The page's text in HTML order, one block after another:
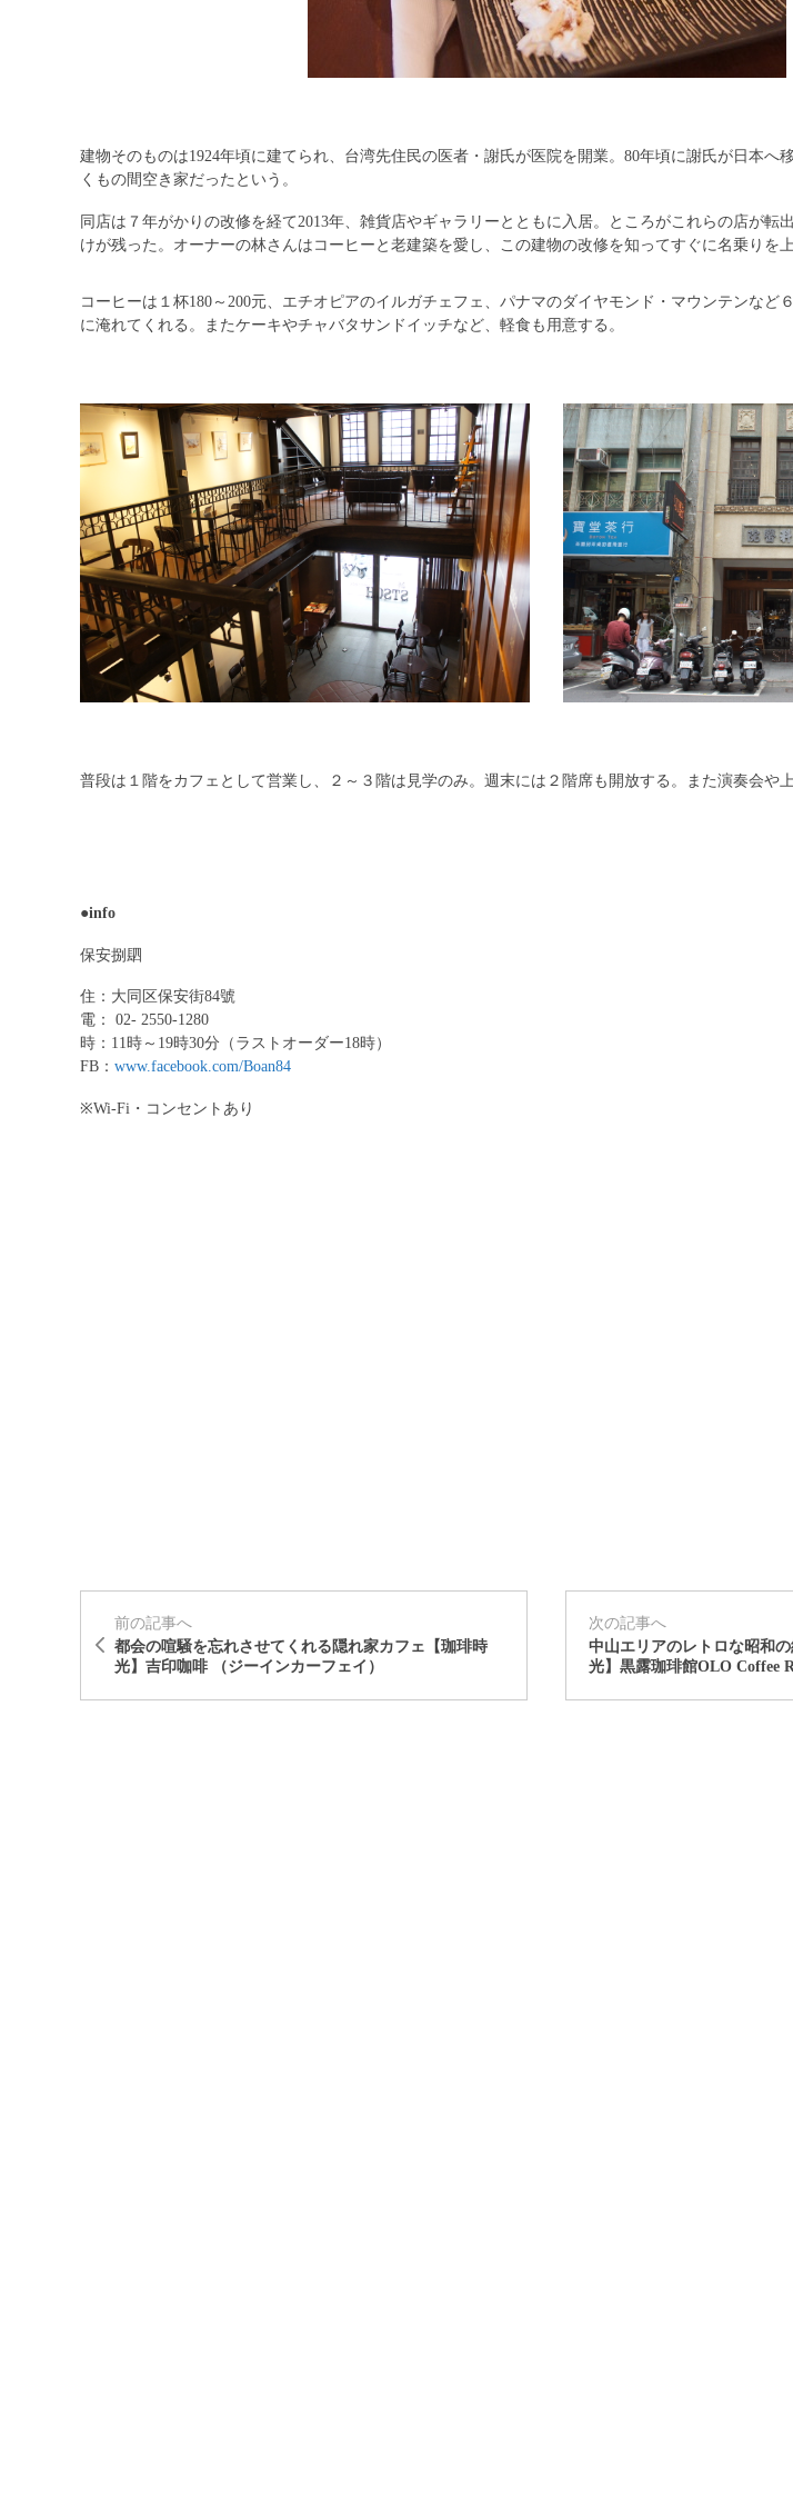
建物そのものは1924年頃に建てられ、台湾先住民の医者・謝氏が医院を開業。80年頃に謝氏が日本へ
くもの間空き家だったという。
同店は７年がかりの改修を経て2013年、雑貨店やギャラリーとともに入居。ところがこれらの店が転
けが残った。オーナーの林さんはコーヒーと老建築を愛し、この建物の改修を知ってすぐに名乗りを上
コーヒーは１杯180～200元、エチオピアのイルガチェフェ、パナマのダイヤモンド・マウンテンなど
に淹れてくれる。またケーキやチャバタサンドイッチなど、軽食も用意する。
普段は１階をカフェとして営業し、２～３階は見学のみ。週末には２階席も開放する。また演奏会や
●info
保安捌䦉
住：大同区保安街84號
電： 02- 2550-1280
時：11時～19時30分（ラストオーダー18時）
FB： www.facebook.com/Boan84
※Wi-Fi・コンセントあり
前の記事へ
都会の喧騒を忘れさせてくれる隠れ家カフェ【珈琲時
光】吉印咖啡 （ジーインカーフェイ）
次の記事へ
中山エリアのレトロな昭和
光】黒露珈琲館OLO Coffee